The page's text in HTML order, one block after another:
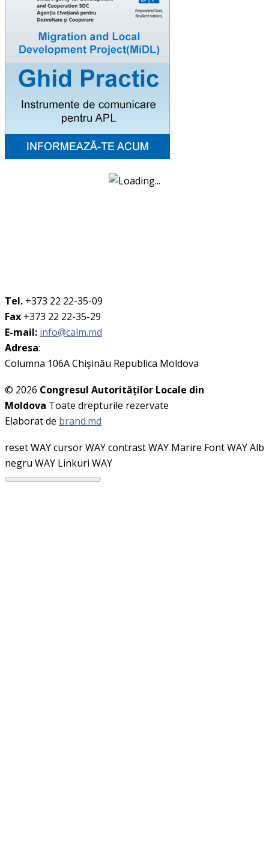
Tel. +373 22 22-35-09
Fax +373 22 22-35-29
E-mail: info@calm.md
Adresa:
Columna 106A Chişinău Republica Moldova
© 2026 Congresul Autorităţilor Locale din
Moldova Toate drepturile rezervate
Elaborat de brand.md
reset WAYcursor WAYcontrast WAY Marire Font WAYAlb
negru WAY Linkuri WAY